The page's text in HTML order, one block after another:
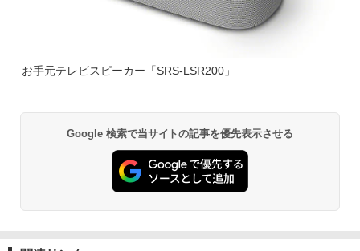
お手元テレビスピーカー「SRS-LSR200」
Google 検索で当サイトの記事を優先表示させる